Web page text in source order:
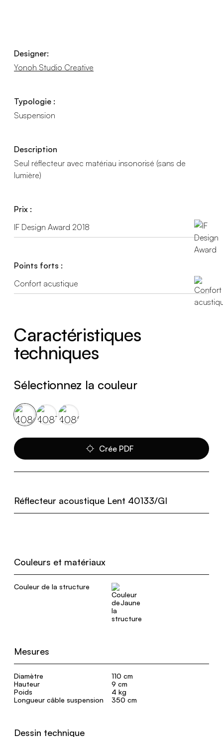
Designer:
Yonoh Studio Creative
Typologie :
Suspension
Description
Seul réflecteur avec matériau insonorisé (sans de
lumière)
Prix :
IF Design Award 2018
Points forts :
Confort acustique
Caractéristiques
techniques
Sélectionnez la couleur
Crée PDF
Réflecteur acoustique Lent 40133/GI
Couleurs et matériaux
Couleur de la structure
Jaune
Mesures
Diamètre
110 cm
Hauteur
9 cm
Poids
4 kg
Longueur câble suspension
350 cm
Dessin technique